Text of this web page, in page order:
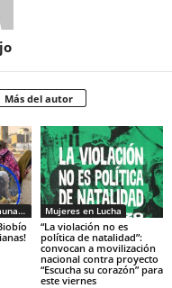
Más del autor
Medio Ambiente, Fauna y Sociedad Mujeres en Lucha
“La violación no es
política de natalidad”:
convocan a movilización
nacional contra proyecto
“Escucha su corazón” para
este viernes